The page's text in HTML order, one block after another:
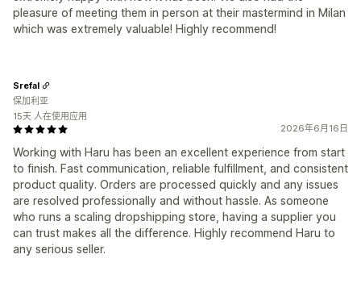
pleasure of meeting them in person at their mastermind in Milan
which was extremely valuable! Highly recommend!
2026年6月16日
Working with Haru has been an excellent experience from start
to finish. Fast communication, reliable fulfillment, and consistent
product quality. Orders are processed quickly and any issues
are resolved professionally and without hassle. As someone
who runs a scaling dropshipping store, having a supplier you
can trust makes all the difference. Highly recommend Haru to
any serious seller.
Srefal
保加利亚
15天 人在使用应用